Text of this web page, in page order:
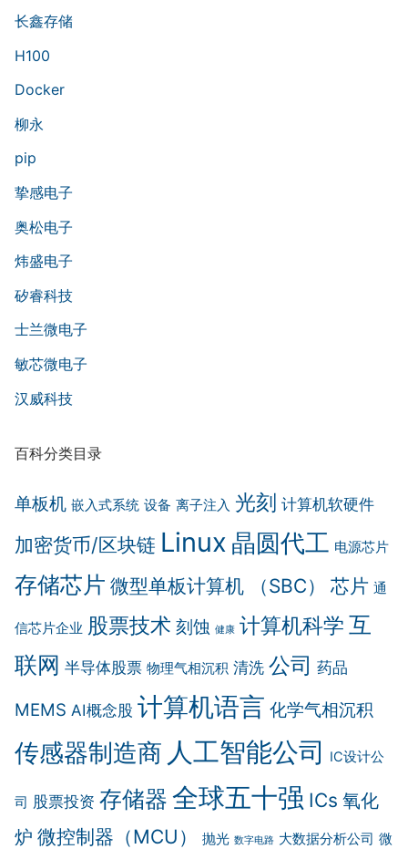
长鑫存储
H100
Docker
柳永
pip
挚感电子
奥松电子
炜盛电子
矽睿科技
士兰微电子
敏芯微电子
汉威科技
百科分类目录
单板机 嵌入式系统 设备 离子注入 光刻 计算机软硬件
加密货币/区块链 Linux 晶圆代工 电源芯片
存储芯片 微型单板计算机 （SBC） 芯片 通
信芯片企业 股票技术 刻蚀 健康 计算机科学 互
联网 半导体股票 物理气相沉积 清洗 公司 药品
MEMS AI概念股 计算机语言 化学气相沉积
传感器制造商 人工智能公司 IC设计公
司 股票投资 存储器 全球五十强 ICs 氧化
炉 微控制器（MCU） 抛光 数字电路 大数据分析公司 微